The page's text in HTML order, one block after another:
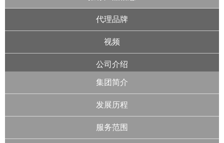
代理品牌
视频
公司介绍
集团简介
发展历程
服务范围